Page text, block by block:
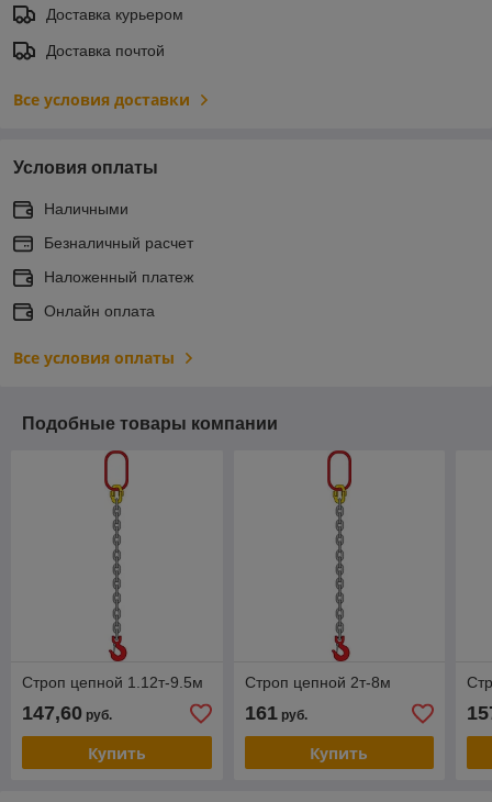
Доставка курьером
Доставка почтой
Все условия доставки
Условия оплаты
Наличными
Безналичный расчет
Наложенный платеж
Онлайн оплата
Все условия оплаты
Подобные товары компании
Строп цепной 1.12т-9.5м
147,60 руб.
Купить
Строп цепной 2т-8м
161руб.
Купить